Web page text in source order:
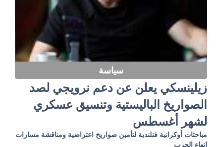
سياسة
زيلينسكي يعلن عن دعم نرويجي لصد
الصواريخ الباليستية وتنسيق عسكري
لشهر أغسطس
مباحثات أوكرانية فنلندية لتأمين صواريخ اعتراضية ومناقشة مسارات
إنهاء الحرب